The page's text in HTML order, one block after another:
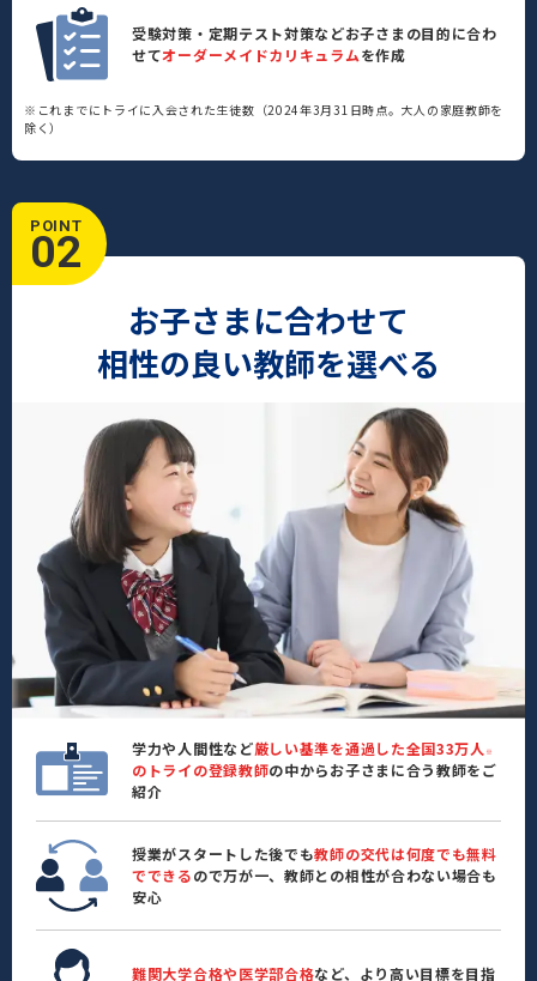
受験対策・定期テスト対策などお子さまの目的に合わ
せてオーダーメイドカリキュラムを作成
※これまでにトライに入会された生徒数（2024年3月31日時点。大人の家庭教師を
除く）
POINT
02
お子さまに合わせて
相性の良い教師を選べる
学力や人間性など厳しい基準を通過した全国33万人 ※
のトライの登録教師の中からお子さまに合う教師をご
紹介
授業がスタートした後でも教師の交代は何度でも無料
でできるので万が一、教師との相性が合わない場合も
安心
難関大学合格や医学部合格など、より高い目標を目指